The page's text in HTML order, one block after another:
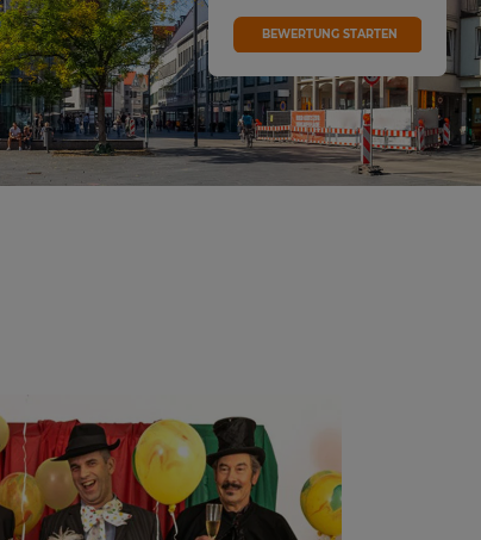
BEWERTUNG STARTEN
Alles zulassen:
Jedes Cookie wie z.B. Tracking- und Analytische-
sowie Drittanbieter-Inhalte.
Auswahl erlauben:
Es werden nur Drittanbieter-Inhalte oder die
Arten zugelassen die Sie in den Checkboxen
Cookie-Details|Datenschutz
zurück